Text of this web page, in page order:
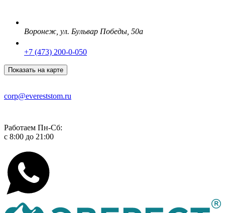
Воронеж ул. Бульвар Победы, 50а
+7 (473) 200-0-050
Показать на карте
corp@evereststom.ru
Работаем Пн-Cб:
с 8:00 до 21:00